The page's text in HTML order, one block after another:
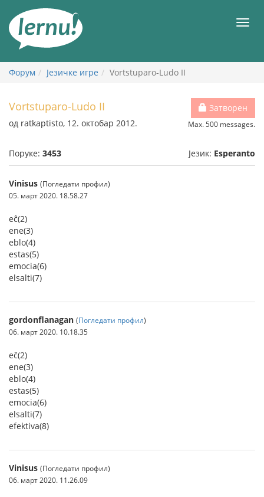
садржају
Форум Језичке игре Vortstuparo-Ludo II
Затворен
Max. 500 messages.
Vortstuparo-Ludo II
од ratkaptisto, 12. октобар 2012.
Поруке: 3453 Језик: Esperanto
Vinisus (Погледати профил)
05. март 2020. 18.58.27
eĉ(2)
ene(3)
eblo(4)
estas(5)
emocia(6)
elsalti(7)
gordonflanagan (Погледати профил)
06. март 2020. 10.18.35
eĉ(2)
ene(3)
eblo(4)
estas(5)
emocia(6)
elsalti(7)
efektiva(8)
Vinisus (Погледати профил)
06. март 2020. 11.26.09